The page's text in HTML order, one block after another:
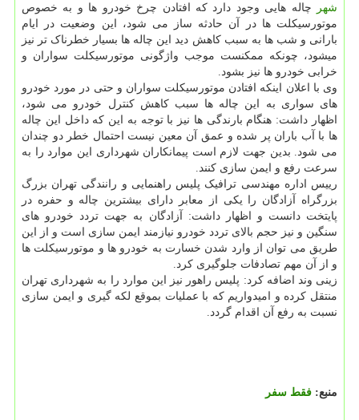
شهر
چاله هایی وجود دارد که افتادن چرخ خودرو ها و به خصوص
موتورسیکلت ها در آن حادثه ساز می شود، این وضعیت در ایام
بارانی و شب ها به سبب کاهش دید این چاله ها بسیار خطرناک تر نیز
میشود، چونکه ممکنست موجب واژگونی موتورسیکلت سواران و
خرابی خودرو ها نیز بشود.
وی با اعلان اینکه افتادن موتورسیکلت سواران و حتی در مورد خودرو
های سواری به این چاله ها سبب کاهش کنترل خودرو می شود،
اظهار داشت: هنگام بارندگی ها نیز با توجه به این که داخل این چاله
ها با آب باران پر شده و عمق آن معین نیست احتمال خطر دو چندان
می شود. بدین جهت لازم است پیمانکاران شهرداری این موارد را به
سرعت رفع و ایمن سازی کنند.
رییس اداره مهندسی ترافیک پلیس راهنمایی و رانندگی تهران بزرگ
بزرگراه آزادگان را یکی از معابر دارای بیشترین چاله و حفره در
پایتخت دانست و اظهار داشت: آزادگان به جهت تردد خودرو های
سنگین و نیز حجم بالای تردد خودرو نیازمند ایمن سازی است و از این
طریق می توان از وارد شدن خسارت به خودرو ها و موتورسیکلت ها
و از آن مهم تصادفات جلوگیری کرد.
زینی وند اضافه کرد: پلیس راهور نیز این موارد را به شهرداری تهران
منتقل کرده و امیدواریم که با عملیات بموقع لکه گیری و ایمن سازی
نسبت به رفع آن اقدام گردد.
منبع: فقط سفر